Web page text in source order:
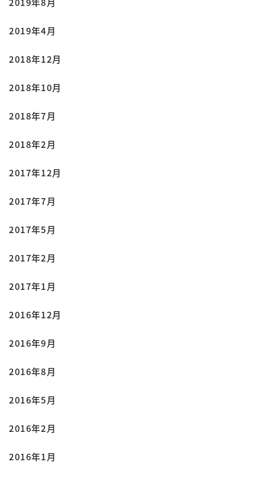
2019年4月
2018年12月
2018年10月
2018年7月
2018年2月
2017年12月
2017年7月
2017年5月
2017年2月
2017年1月
2016年12月
2016年9月
2016年8月
2016年5月
2016年2月
2016年1月